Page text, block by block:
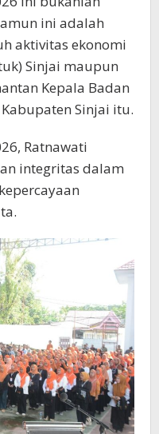
ini adalah
aktivitas ekonomi
Sinjai maupun
Kepala Badan
Sinjai itu.
Ratnawati
integritas dalam